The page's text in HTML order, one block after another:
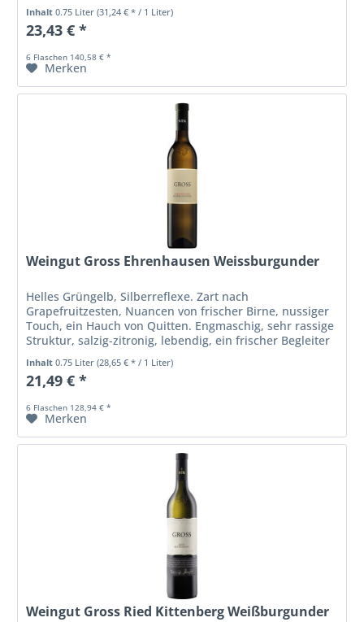
Inhalt0.75 Liter(31,24 € * / 1 Liter)
23,43 € *
6 Flaschen 140,58 € *
Merken
Weingut Gross Ehrenhausen Weissburgunder
Helles Grüngelb, Silberreflexe. Zart nach
Grapefruitzesten, Nuancen von frischer Birne, nussiger
Touch, ein Hauch von Quitten. Engmaschig, sehr rassige
Struktur, salzig-zitronig, lebendig, ein frischer Begleiter
Inhalt0.75 Liter(28,65 € * / 1 Liter)
21,49 € *
6 Flaschen 128,94 € *
Merken
Weingut Gross Ried Kittenberg Weißburgunder